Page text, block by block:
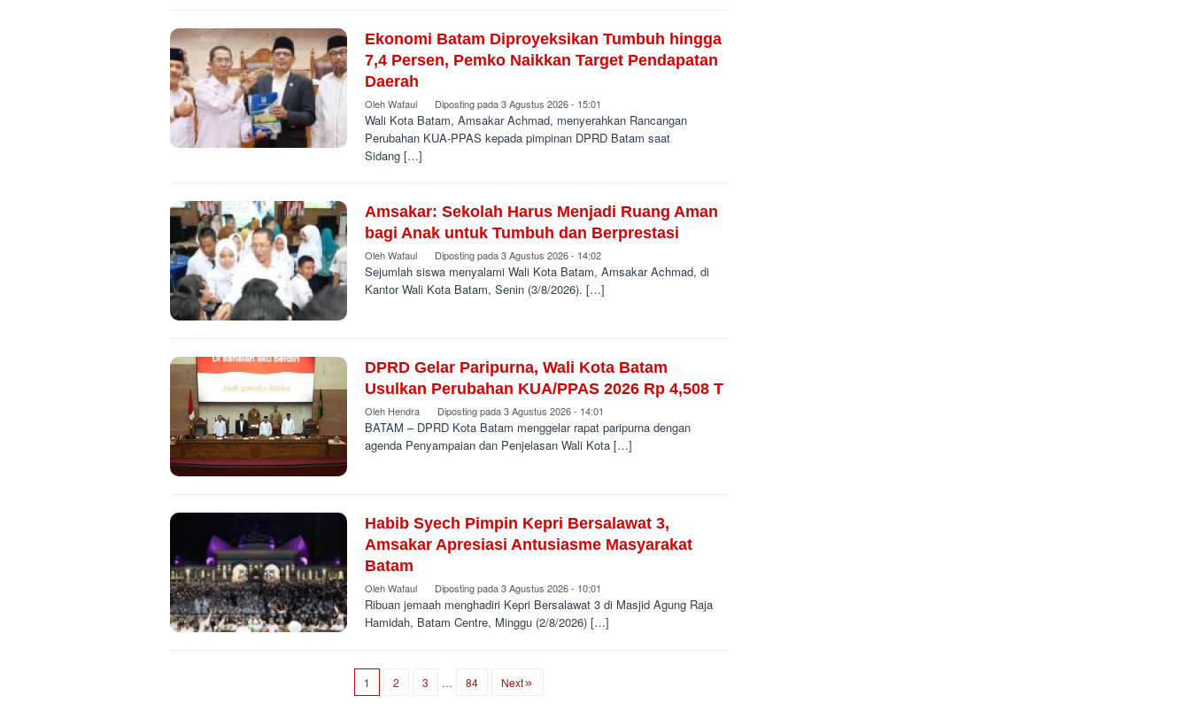
Ekonomi Batam Diproyeksikan Tumbuh hingga
7,4 Persen, Pemko Naikkan Target Pendapatan
Daerah
OlehWafaul Diposting pada3 Agustus 2026 - 15:01
Wali Kota Batam, Amsakar Achmad, menyerahkan Rancangan
Perubahan KUA-PPAS kepada pimpinan DPRD Batam saat
Sidang […]
Amsakar: Sekolah Harus Menjadi Ruang Aman
bagi Anak untuk Tumbuh dan Berprestasi
OlehWafaul Diposting pada3 Agustus 2026 - 14:02
Sejumlah siswa menyalami Wali Kota Batam, Amsakar Achmad, di
Kantor Wali Kota Batam, Senin (3/8/2026). […]
DPRD Gelar Paripurna, Wali Kota Batam
Usulkan Perubahan KUA/PPAS 2026 Rp 4,508 T
Oleh Hendra Diposting pada3 Agustus 2026 - 14:01
BATAM – DPRD Kota Batam menggelar rapat paripurna dengan
agenda Penyampaian dan Penjelasan Wali Kota […]
Habib Syech Pimpin Kepri Bersalawat 3,
Amsakar Apresiasi Antusiasme Masyarakat
Batam
OlehWafaul Diposting pada3 Agustus 2026 - 10:01
Ribuan jemaah menghadiri Kepri Bersalawat 3 di Masjid Agung Raja
Hamidah, Batam Centre, Minggu (2/8/2026) […]
1 2 3 … 84 Next